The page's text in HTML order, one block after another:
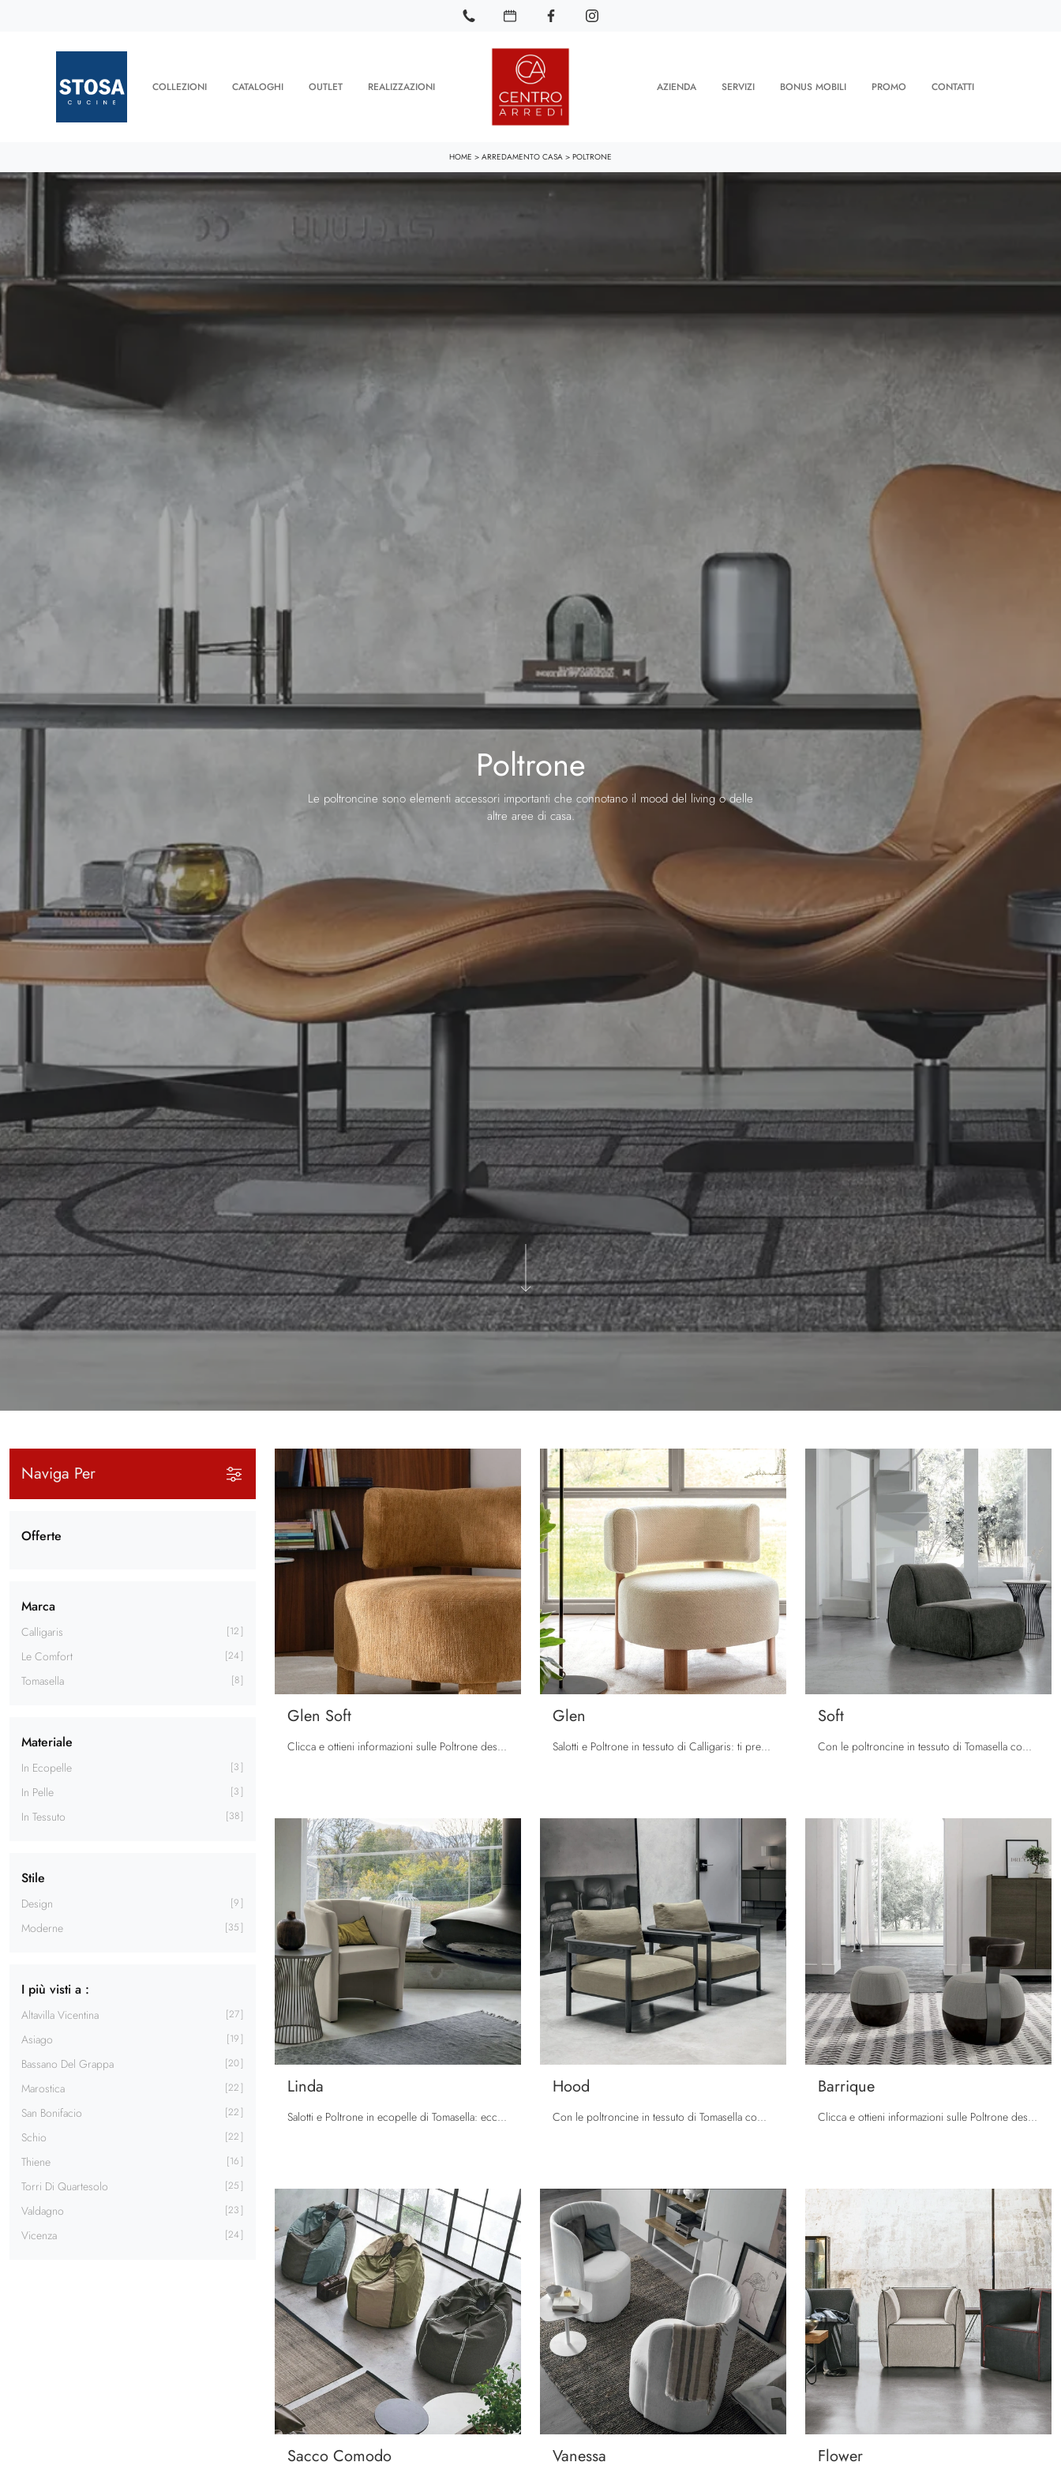
COLLEZIONI CATALOGHI OUTLET REALIZZAZIONI AZIENDA SERVIZI BONUS MOBILI PROMO CONTATTI
HOME > ARREDAMENTO CASA > POLTRONE
Poltrone
Le poltroncine sono elementi accessori importanti che connotano il mood del living o delle
altre aree di casa.
Naviga Per
Offerte
Marca
Calligaris 12
Le Comfort 24
Tomasella 8
Materiale
In Ecopelle 3
In Pelle 3
In Tessuto 38
Stile
Design 9
Moderne 35
I più visti a :
Altavilla Vicentina 27
Asiago 19
Bassano Del Grappa 20
Marostica 22
San Bonifacio 22
Schio 22
Thiene 16
Torri Di Quartesolo 25
Valdagno 23
Vicenza 24
Glen Soft
Clicca e ottieni informazioni sulle Poltrone design di Calligaris! Vari modelli in tessuto, come Glen Soft, ti aspettano.
Glen
Salotti e Poltrone in tessuto di Calligaris: ti presentiamo il modello Glen in tessuto per impreziosire i tuoi spazi.
Soft
Con le poltroncine in tessuto di Tomasella come il modello Soft potrai completare il tuo progetto d'arredo.
Linda
Salotti e Poltrone in ecopelle di Tomasella: ecco a te il modello Linda in ecopelle per impreziosire i tuoi spazi.
Hood
Con le poltroncine in tessuto di Tomasella come il modello Hood potrai completare il tuo concept d'arredo.
Barrique
Clicca e ottieni informazioni sulle Poltrone design di Tomasella! Differenti modelli in ecopelle, come Barrique, ti aspettano.
Sacco Comodo Vanessa Flower